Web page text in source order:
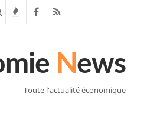
c n
F
c
R
S
News
Toute l'actualité économique